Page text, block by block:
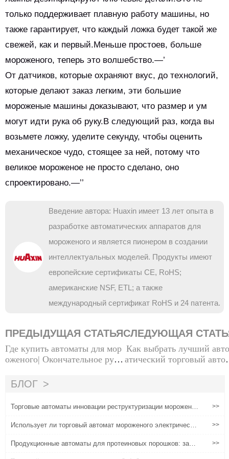
только поддерживает плавную работу машины, но
также гарантирует, что каждый ложка будет такой же
свежей, как и первый.Меньше простоев, больше
мороженого, теперь это волшебство.—’
От датчиков, которые охраняют вкус, до технологий,
которые делают заказ легким, эти большие
мороженые машины доказывают, что размер и ум
могут идти рука об руку.В следующий раз, когда вы
возьмете ложку, уделите секунду, чтобы оценить
механическое чудо, стоящее за ней, потому что
великое мороженое не просто сделано, оно
спроектировано.—’’
Введение автора: Huaxin имеет 13 лет опыта в
разработке автоматических аппаратов для
мороженого и является пионером в создании
интеллектуальных моделей. Продукты имеют
европейские сертификаты CE, RoHS;
американские NSF, ETL; а также
международный сертификат RoHS и 24 патента.
ПРЕДЫДУЩАЯ СТАТЬЯ
Где купить автоматы для мор
оженого| Окончательное руко
СЛЕДУЮЩАЯ
Как выбрать лучший
атический торговый
БЛОГ
Торговые автоматы инновации реструктуризации морожено
>>
Использует ли торговый автомат мороженого электричеств
>>
Продукционные автоматы для протеиновых порошков: заде
>>